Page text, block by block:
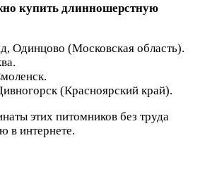
купить длинношерстную
Одинцово (Московская область).
(Красноярский край).
этих питомников без труда
в интернете.